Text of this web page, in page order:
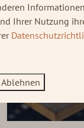
Ihrer Nutzung
Ablehnen